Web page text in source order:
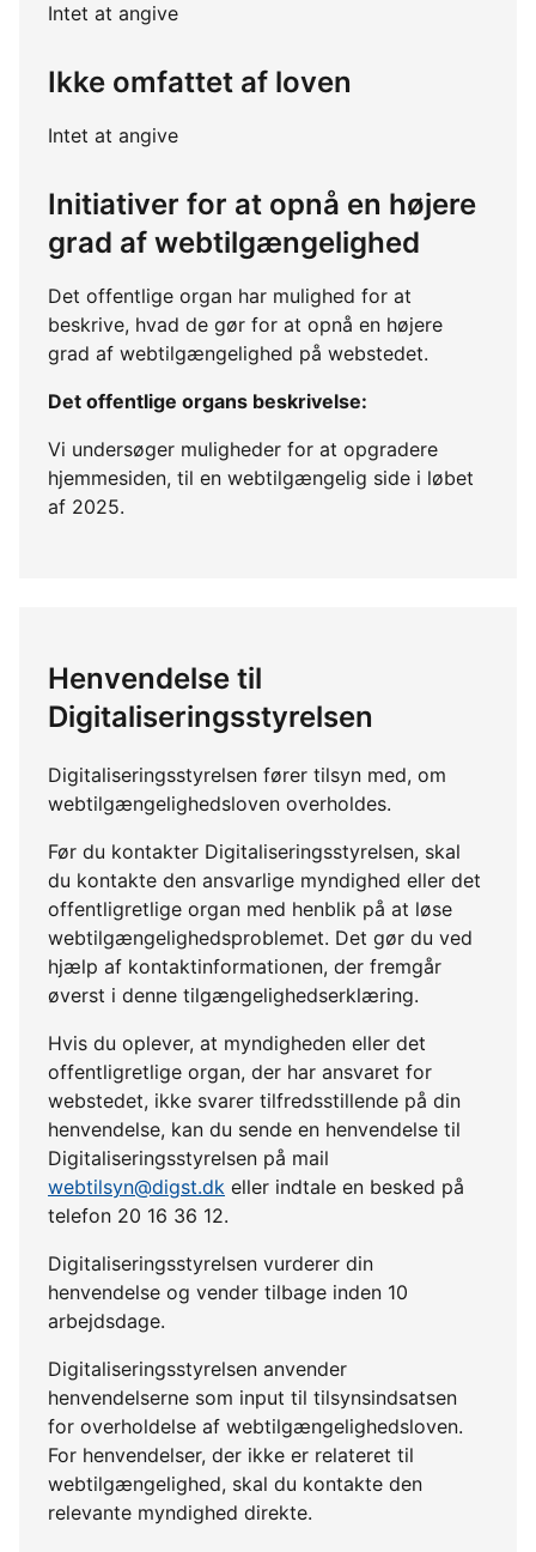
Intet at angive
Ikke omfattet af loven
Intet at angive
Initiativer for at opnå en højere
grad af webtilgængelighed
Det offentlige organ har mulighed for at
beskrive, hvad de gør for at opnå en højere
grad af webtilgængelighed på webstedet.
Det offentlige organs beskrivelse:
Vi undersøger muligheder for at opgradere
hjemmesiden, til en webtilgængelig side i løbet
af 2025.
Henvendelse til
Digitaliseringsstyrelsen
Digitaliseringsstyrelsen fører tilsyn med, om
webtilgængelighedsloven overholdes.
Før du kontakter Digitaliseringsstyrelsen, skal
du kontakte den ansvarlige myndighed eller det
offentligretlige organ med henblik på at løse
webtilgængelighedsproblemet. Det gør du ved
hjælp af kontaktinformationen, der fremgår
øverst i denne tilgængelighedserklæring.
Hvis du oplever, at myndigheden eller det
offentligretlige organ, der har ansvaret for
webstedet, ikke svarer tilfredsstillende på din
henvendelse, kan du sende en henvendelse til
Digitaliseringsstyrelsen på mail
webtilsyn@digst.dk eller indtale en besked på
telefon 20 16 36 12.
Digitaliseringsstyrelsen vurderer din
henvendelse og vender tilbage inden 10
arbejdsdage.
Digitaliseringsstyrelsen anvender
henvendelserne som input til tilsynsindsatsen
for overholdelse af webtilgængelighedsloven.
For henvendelser, der ikke er relateret til
webtilgængelighed, skal du kontakte den
relevante myndighed direkte.